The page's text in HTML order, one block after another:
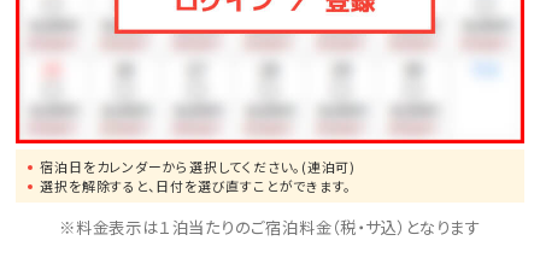
宿泊日をカレンダーから選択してください。(連泊可)
選択を解除すると、日付を選び直すことができます。
※料金表示は１泊当たりのご宿泊料金（税・サ込）となります